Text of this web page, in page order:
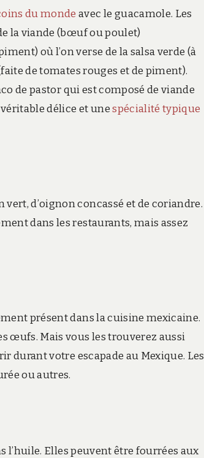
du monde avec le guacamole. Les
la viande (bœuf ou poulet)
où l’on verse de la salsa verde (à
de tomates rouges et de piment).
de pastor qui est composé de viande
véritable délice et unespécialité typique
d’oignon concassé et de coriandre.
dans les restaurants, mais assez
présent dans la cuisine mexicaine.
œufs. Mais vous les trouverez aussi
durant votre escapade au Mexique. Les
ou autres.
l’huile. Elles peuvent être fourrées aux